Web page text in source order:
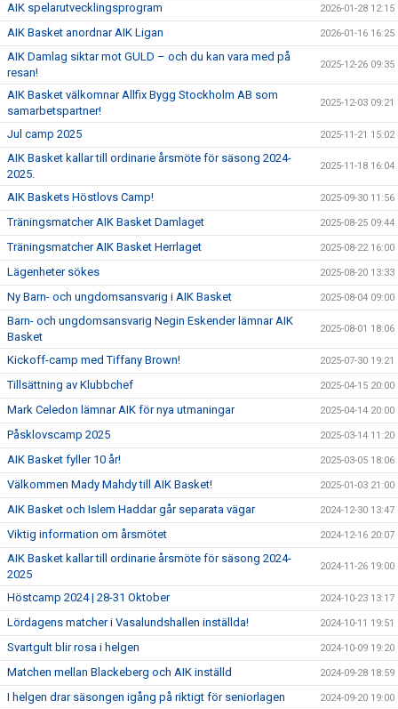
AIK spelarutvecklingsprogram 2026-01-28 12:15
AIK Basket anordnar AIK Ligan 2026-01-16 16:25
AIK Damlag siktar mot GULD – och du kan vara med på
resan!
2025-12-26 09:35
AIK Basket välkomnar Allfix Bygg Stockholm AB som
samarbetspartner!
2025-12-03 09:21
Jul camp 2025 2025-11-21 15:02
AIK Basket kallar till ordinarie årsmöte för säsong 2024-
2025.
2025-11-18 16:04
AIK Baskets Höstlovs Camp! 2025-09-30 11:56
Träningsmatcher AIK Basket Damlaget 2025-08-25 09:44
Träningsmatcher AIK Basket Herrlaget 2025-08-22 16:00
Lägenheter sökes 2025-08-20 13:33
Ny Barn- och ungdomsansvarig i AIK Basket 2025-08-04 09:00
Barn- och ungdomsansvarig Negin Eskender lämnar AIK
Basket
2025-08-01 18:06
Kickoff-camp med Tiffany Brown! 2025-07-30 19:21
Tillsättning av Klubbchef 2025-04-15 20:00
Mark Celedon lämnar AIK för nya utmaningar 2025-04-14 20:00
Påsklovscamp 2025 2025-03-14 11:20
AIK Basket fyller 10 år! 2025-03-05 18:06
Välkommen Mady Mahdy till AIK Basket! 2025-01-03 21:00
AIK Basket och Islem Haddar går separata vägar 2024-12-30 13:47
Viktig information om årsmötet 2024-12-16 20:07
AIK Basket kallar till ordinarie årsmöte för säsong 2024-
2025
2024-11-26 19:00
Höstcamp 2024 | 28-31 Oktober 2024-10-23 13:17
Lördagens matcher i Vasalundshallen inställda! 2024-10-11 19:51
Svartgult blir rosa i helgen 2024-10-09 19:20
Matchen mellan Blackeberg och AIK inställd 2024-09-28 18:59
I helgen drar säsongen igång på riktigt för seniorlagen 2024-09-20 19:00